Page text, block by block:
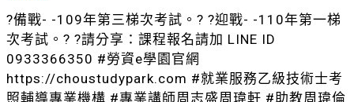
?備戰- -109年第三梯次考試。? ?迎戰- -110年第一梯
次考試。? ?請分享：課程報名請加 LINE ID
0933366350 #勞資e學園官網
https://choustudypark.com #就業服務乙級技術士考
照輔導專業機構 #專業講師周志盛周瑋軒 #助教周瑋倫